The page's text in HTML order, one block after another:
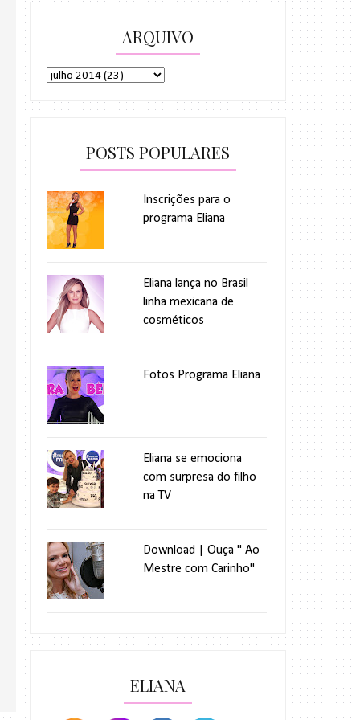
ARQUIVO
POSTS POPULARES
Inscrições para o
programa Eliana
Eliana lança no Brasil
linha mexicana de
cosméticos
Fotos Programa Eliana
Eliana se emociona
com surpresa do filho
na TV
Download | Ouça " Ao
Mestre com Carinho"
ELIANA